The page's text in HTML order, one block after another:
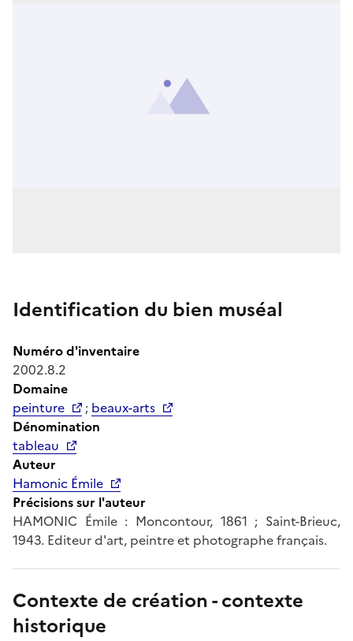
Identification du bien muséal
Numéro d'inventaire
2002.8.2
Domaine
peinture
; beaux-arts
Dénomination
tableau
Auteur
Hamonic Émile
Précisions sur l'auteur
HAMONIC Émile : Moncontour, 1861 ; Saint-Brieuc,
1943. Editeur d'art, peintre et photographe français.
Contexte de création - contexte
historique